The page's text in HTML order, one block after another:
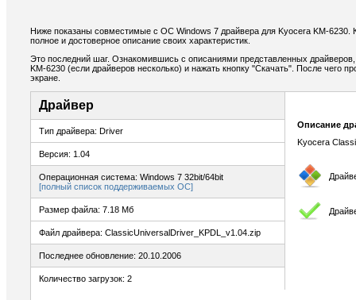
Ниже показаны совместимые с ОС Windows 7 драйвера для Kyocera KM-
полное и достоверное описание своих характеристик.
Это последний шаг. Ознакомившись с описаниями представленных
KM-6230 (если драйверов несколько) и нажать кнопку "Скачать". После чего
экране.
Драйвер
Тип драйвера: Driver
Версия: 1.04
Операционная система: Windows 7 32bit/64bit
[полный список поддерживаемых ОС]
Размер файла: 7.18 Мб
Файл драйвера: ClassicUniversalDriver_KPDL_v1.04.zip
Последнее обновление: 20.10.2006
Количество загрузок: 2
Описание
Kyocera